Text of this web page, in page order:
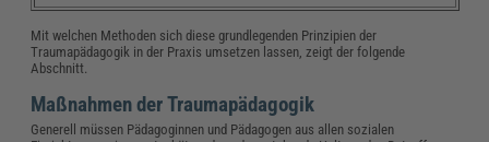
Mit welchen Methoden sich diese grundlegenden Prinzipien der
Traumapädagogik in der Praxis umsetzen lassen, zeigt der folgende
Abschnitt.
Maßnahmen der Traumapädagogik
Generell müssen Pädagoginnen und Pädagogen aus allen sozialen